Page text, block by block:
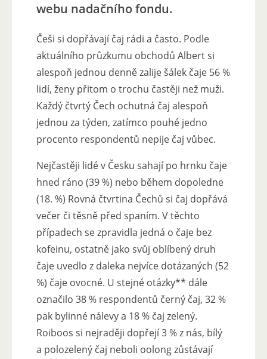
webu nadačního fondu.
Češi si dopřávají čaj rádi a často. Podle
aktuálního průzkumu obchodů Albert si
alespoň jednou denně zalije šálek čaje 56 %
lidí, ženy přitom o trochu častěji než muži.
Každý čtvrtý Čech ochutná čaj alespoň
jednou za týden, zatímco pouhé jedno
procento respondentů nepije čaj vůbec.
Nejčastěji lidé v Česku sahají po hrnku čaje
hned ráno (39 %) nebo během dopoledne
(18. %) Rovná čtvrtina Čechů si čaj dopřává
večer či těsně před spaním. V těchto
případech se zpravidla jedná o čaje bez
kofeinu, ostatně jako svůj oblíbený druh
čaje uvedlo z daleka nejvíce dotázaných (52
%) čaje ovocné. U stejné otázky** dále
označilo 38 % respondentů černý čaj, 32 %
pak bylinné nálevy a 18 % čaj zelený.
Roiboos si nejraději dopřejí 3 % z nás, bílý
a polozelený čaj neboli oolong zůstávají